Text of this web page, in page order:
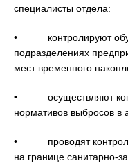
специалисты отдела:
• контролируют
подразделениях
мест временного
• осуществляют
нормативов выбросов в
• проводят контроль
на границе санитарно-